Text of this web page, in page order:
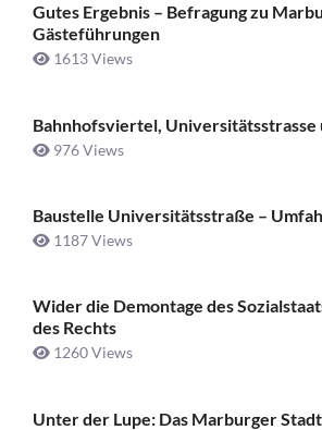
Gutes Ergebnis – Befragung zu
Gästeführungen
1613 Views
Bahnhofsviertel, Universitätsstrasse
976 Views
Baustelle Universitätsstraße ­–
1187 Views
Wider die Demontage des
des Rechts
1260 Views
Unter der Lupe: Das Marburger